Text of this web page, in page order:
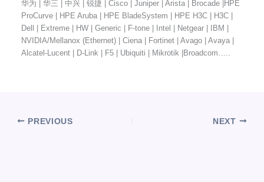
华为 | 华三 | 中兴 | 锐捷 | Cisco | Juniper | Arista | Brocade |HPE
ProCurve | HPE Aruba | HPE BladeSystem | HPE H3C | H3C |
Dell | Extreme | HW | Generic | F-tone | Intel | Netgear | IBM |
NVIDIA/Mellanox (Ethernet) | Ciena | Fortinet | Avago | Avaya |
Alcatel-Lucent | D-Link | F5 | Ubiquiti | Mikrotik |Broadcom…..
PREVIOUS NEXT